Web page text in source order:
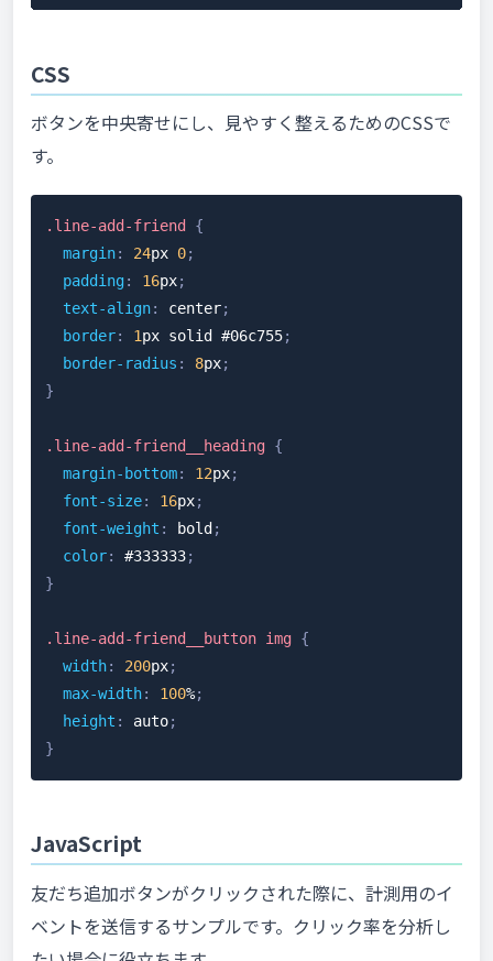
CSS
ボタンを中央寄せにし、見やすく整えるためのCSSで
す。
.line-add-friend
{
margin: 24px 0;
padding: 16px;
text-align: center;
border: 1px solid #06c755;
border-radius : 8px;
}
.line-add-friend__heading {
margin-bottom: 12px;
font-size: 16px;
font-weight : bold ;
color: #333333;
}
.line-add-friend__button img {
width: 200px;
max-width: 100%;
height : auto;
}
JavaScript
友だち追加ボタンがクリックされた際に、計測用のイ
ベントを送信するサンプルです。クリック率を分析し